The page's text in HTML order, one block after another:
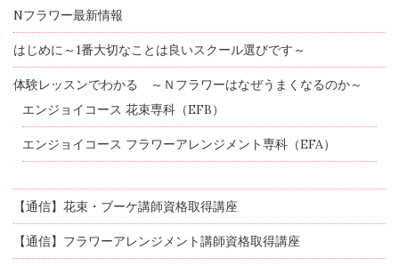
Nフラワー最新情報
はじめに～1番大切なことは良いスクール選びです～
体験レッスンでわかる ～Ｎフラワーはなぜうまくなるのか～
エンジョイコース 花束専科（EFB）
エンジョイコース フラワーアレンジメント専科（EFA）
【通信】花束・ブーケ講師資格取得講座
【通信】フラワーアレンジメント講師資格取得講座